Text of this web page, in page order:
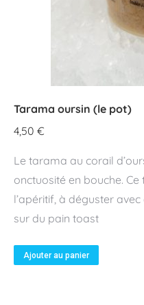
Tarama oursin (le pot)
4,50 €
Le tarama au corail
onctuosité en bouche.
l’apéritif, à déguster
sur du pain toast
Ajouter au panier